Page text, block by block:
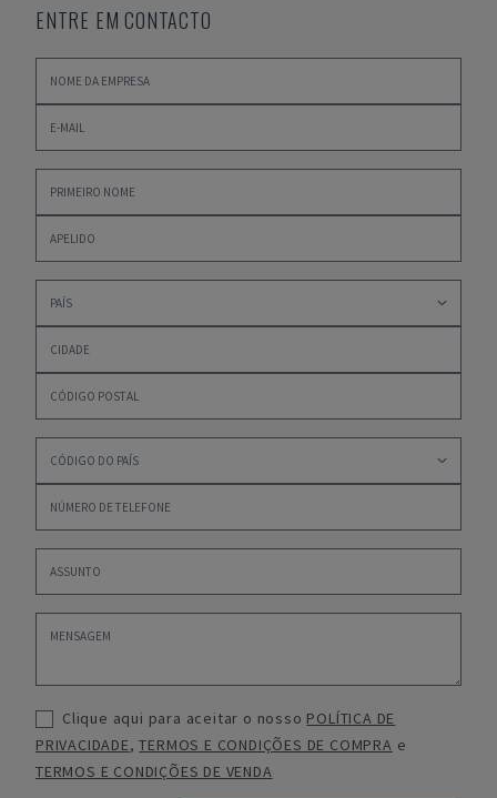
ENTRE EM CONTACTO
Clique aqui para aceitar o nosso POLÍTICA DE
PRIVACIDADE,TERMOS E CONDIÇÕES DE COMPRA e
TERMOS E CONDIÇÕES DE VENDA